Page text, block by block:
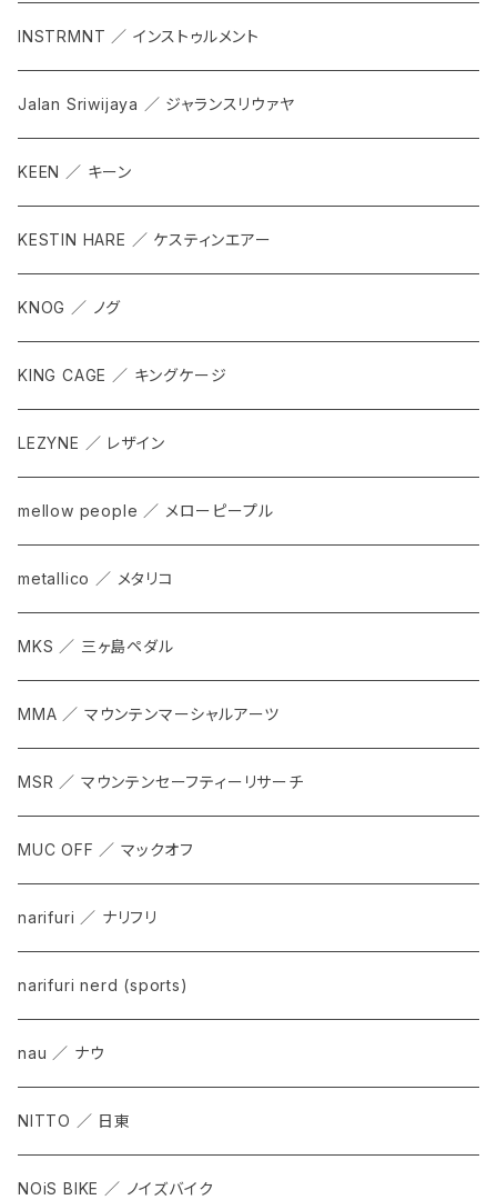
INSTRMNT ／ インストゥルメント
Jalan Sriwijaya ／ ジャランスリウァヤ
KEEN ／ キーン
KESTIN HARE ／ ケスティンエアー
KNOG ／ ノグ
KING CAGE ／ キングケージ
LEZYNE ／ レザイン
mellow people ／ メローピープル
metallico ／ メタリコ
MKS ／ 三ヶ島ペダル
MMA ／ マウンテンマーシャルアーツ
MSR ／ マウンテンセーフティーリサーチ
MUC OFF ／ マックオフ
narifuri ／ ナリフリ
narifuri nerd (sports)
nau ／ ナウ
NITTO ／ 日東
NOiS BIKE ／ ノイズバイク